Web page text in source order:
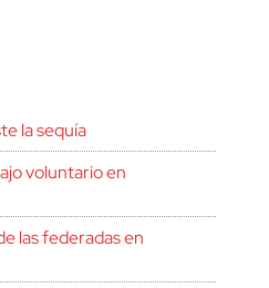
la sequía
voluntario en
las federadas en